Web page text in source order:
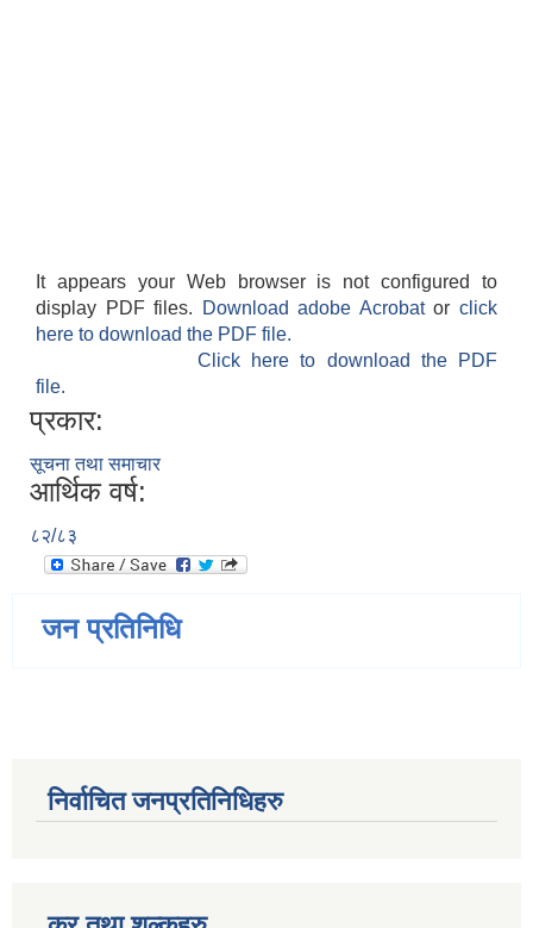
It appears your Web browser is not configured to
display PDF files.
Download adobe Acrobatorclick
here to download the PDF file.
Click here to download the PDF
file.
प्रकार:
सूचना तथा समाचार
आर्थिक वर्ष:
८२/८३
जन प्रतिनिधि
निर्वाचित जनप्रतिनिधिहरु